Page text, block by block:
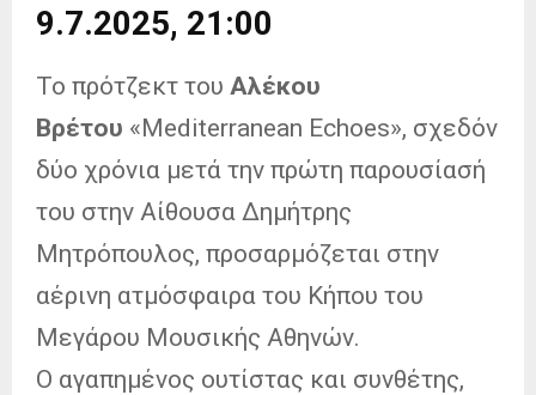
9.7.2025, 21:00
Το πρότζεκτ του Αλέκου
Βρέτου «Mediterranean Echoes», σχεδόν
δύο χρόνια μετά την πρώτη παρουσίασή
του στην Αίθουσα Δημήτρης
Μητρόπουλος, προσαρμόζεται στην
αέρινη ατμόσφαιρα του Κήπου του
Μεγάρου Μουσικής Αθηνών.
Ο αγαπημένος ουτίστας και συνθέτης,